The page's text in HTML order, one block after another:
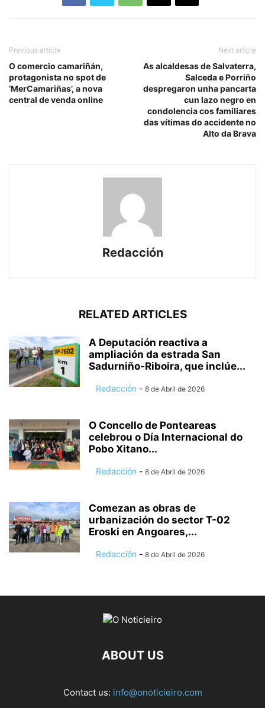
Previous article
O comercio camariñán,
protagonista no spot de
‘MerCamariñas’, a nova
central de venda online
Next article
As alcaldesas de Salvaterra,
Salceda e Porriño
despregaron unha pancarta
cun lazo negro en
condolencia cos familiares
das vítimas do accidente no
Alto da Brava
Redacción
RELATED ARTICLES
A Deputación reactiva a
ampliación da estrada San
Sadurniño-Riboira, que inclúe...
Redacción - 8 de Abril de 2026
O Concello de Ponteareas
celebrou o Día Internacional do
Pobo Xitano...
Redacción - 8 de Abril de 2026
Comezan as obras de
urbanización do sector T-02
Eroski en Angoares,...
Redacción - 8 de Abril de 2026
ABOUT US
Contact us: info@onoticieiro.com